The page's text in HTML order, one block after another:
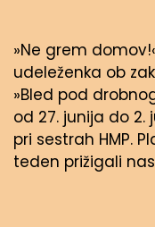
»Ne grem
udeleženka ob
»Bled pod
od 27. junija do 2.
pri sestrah HMP.
teden prižigali